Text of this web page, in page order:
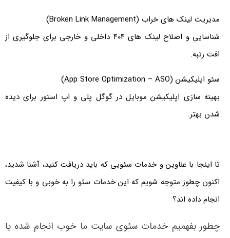
مدیریت لینک های خراب (Broken Link Management)
شناسایی و اصلاح لینک های ۴۰۴ داخلی و خارجی برای جلوگیری از
افت رتبه.
سئو اپلیکیشن (App Store Optimization – ASO)
بهینه سازی اپلیکیشن موبایل در گوگل پلی و اپ استور برای دیده
شدن بهتر.
تا اینجا با عناوین و خدمات سئویی که باید دریافت کنید، آشنا شدید،
اکنون چطوز متوجه شویم که این خدمات سئو را به خوبی و با کیفیت
انجام داده اند؟
چطور بفهمیم خدمات سئوی سایت ما خوب انجام شده یا